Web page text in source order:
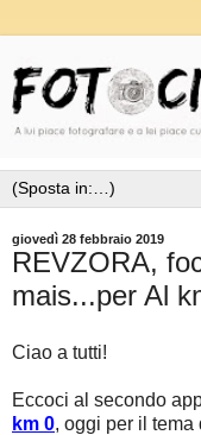
giovedì 28 febbraio 2019
REVZORA,
mais...per Al
Ciao a tutti!
Eccoci al secondo
km 0, oggi per il tema